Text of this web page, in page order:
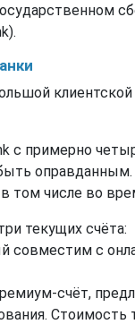
с примерно
том числе во
текущих счёта:
совместим с
счёт,
Стоимость